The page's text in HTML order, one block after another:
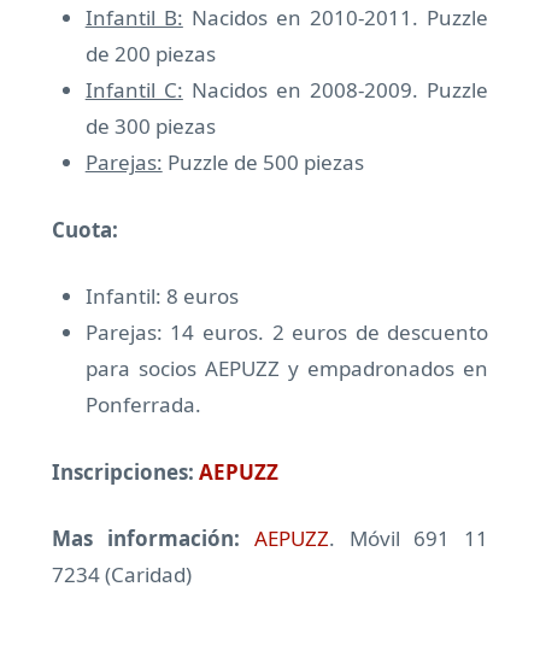
Infantil B: Nacidos en 2010-2011. Puzzle
de 200 piezas
Infantil C: Nacidos en 2008-2009. Puzzle
de 300 piezas
Parejas: Puzzle de 500 piezas
Cuota:
Infantil: 8 euros
Parejas: 14 euros. 2 euros de descuento
para socios AEPUZZ y empadronados en
Ponferrada.
Inscripciones: AEPUZZ
Mas información: AEPUZZ. Móvil 691 11
7234 (Caridad)